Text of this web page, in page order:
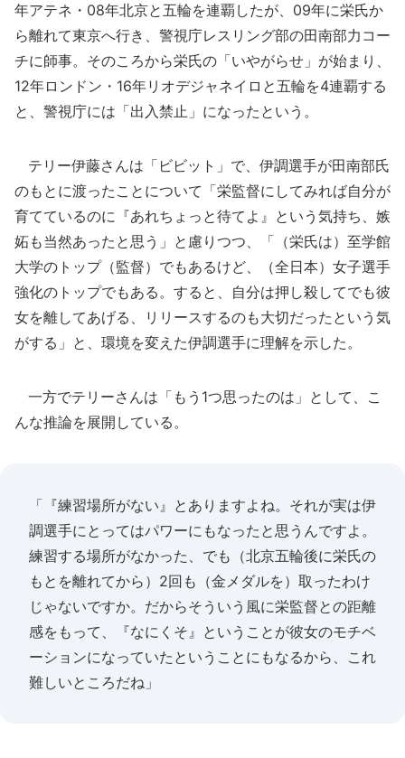
年アテネ・08年北京と五輪を連覇したが、09年に栄氏か
ら離れて東京へ行き、警視庁レスリング部の田南部力コー
チに師事。そのころから栄氏の「いやがらせ」が始まり、
12年ロンドン・16年リオデジャネイロと五輪を4連覇する
と、警視庁には「出入禁止」になったという。
テリー伊藤さんは「ビビット」で、伊調選手が田南部氏
のもとに渡ったことについて「栄監督にしてみれば自分が
育てているのに『あれちょっと待てよ』という気持ち、嫉
妬も当然あったと思う」と慮りつつ、「（栄氏は）至学館
大学のトップ（監督）でもあるけど、（全日本）女子選手
強化のトップでもある。すると、自分は押し殺してでも彼
女を離してあげる、リリースするのも大切だったという気
がする」と、環境を変えた伊調選手に理解を示した。
一方でテリーさんは「もう1つ思ったのは」として、こ
んな推論を展開している。
「『練習場所がない』とありますよね。それが実は伊
調選手にとってはパワーにもなったと思うんですよ。
練習する場所がなかった、でも（北京五輪後に栄氏の
もとを離れてから）2回も（金メダルを）取ったわけ
じゃないですか。だからそういう風に栄監督との距離
感をもって、『なにくそ』ということが彼女のモチベ
ーションになっていたということにもなるから、これ
難しいところだね」